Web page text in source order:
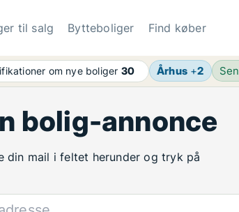
til salg Bytteboliger Find køber
om nye boliger 30 Århus +2
bolig-annonce
din mail i feltet herunder og tryk på